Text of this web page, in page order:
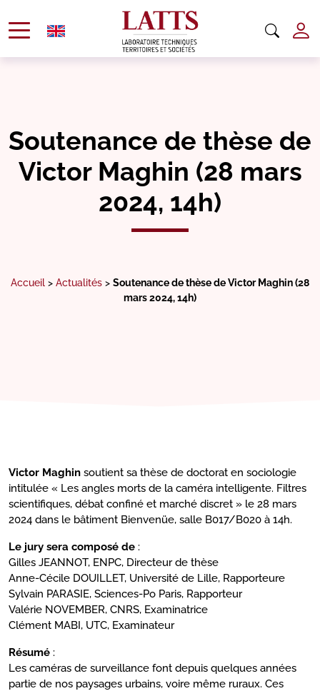
Soutenance de thèse de
Victor Maghin (28 mars
2024, 14h)
Accueil > Actualités > Soutenance de thèse de Victor Maghin (28
mars 2024, 14h)
Victor Maghin soutient sa thèse de doctorat en sociologie
intitulée « Les angles morts de la caméra intelligente. Filtres
scientifiques, débat confiné et marché discret » le 28 mars
2024 dans le bâtiment Bienvenüe, salle B017/B020 à 14h.
Le jury sera composé de :
Gilles JEANNOT, ENPC, Directeur de thèse
Anne-Cécile DOUILLET, Université de Lille, Rapporteure
Sylvain PARASIE, Sciences-Po Paris, Rapporteur
Valérie NOVEMBER, CNRS, Examinatrice
Clément MABI, UTC, Examinateur
Résumé :
Les caméras de surveillance font depuis quelques années
partie de nos paysages urbains, voire même ruraux. Ces